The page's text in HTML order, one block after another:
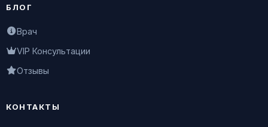
БЛОГ
Врач
VIP Консультации
Отзывы
КОНТАКТЫ